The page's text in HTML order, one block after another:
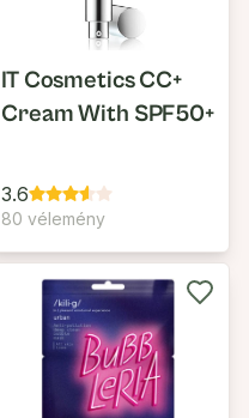
IT Cosmetics CC+
Cream With SPF50+
3.6
80 vélemény